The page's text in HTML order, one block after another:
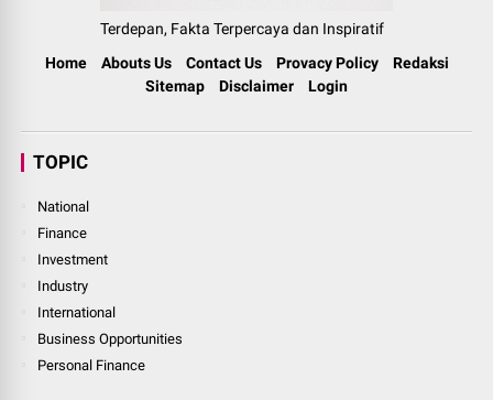
Terdepan, Fakta Terpercaya dan Inspiratif
Home
Abouts Us Contact Us Provacy Policy
Redaksi
Sitemap
Disclaimer Login
TOPIC
National
Finance
Investment
Industry
International
Business Opportunities
Personal Finance